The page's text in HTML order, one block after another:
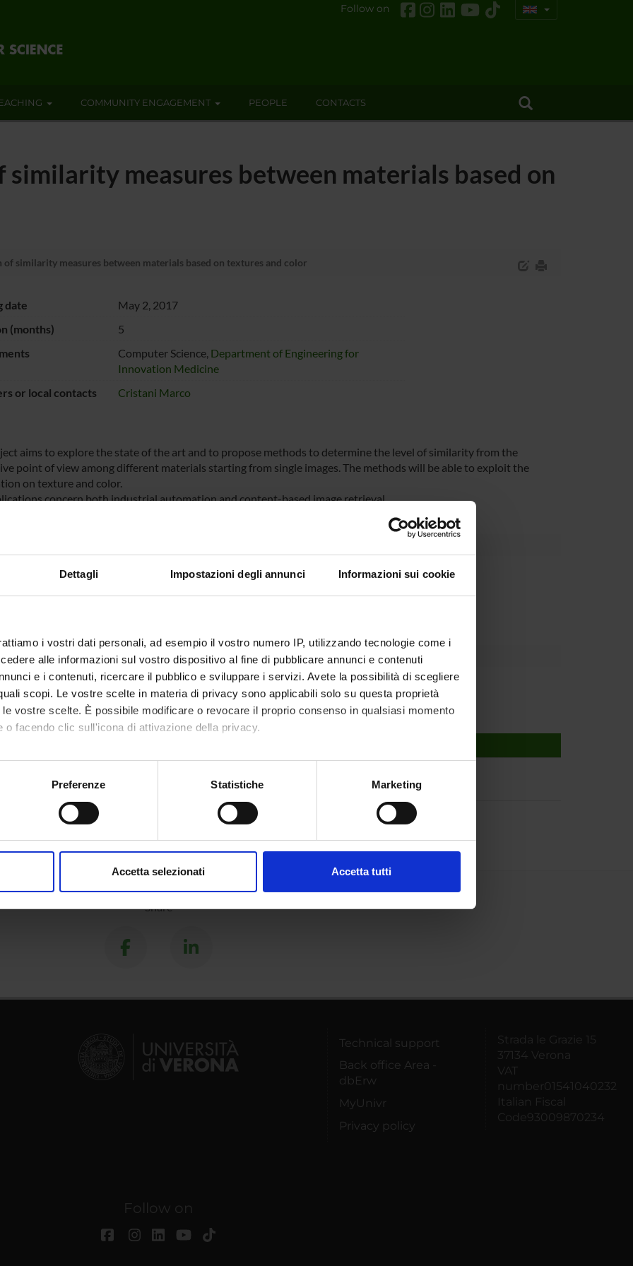
Dettagli Impostazioni degli annunci Informazioni sui cookie
i vostri dati personali, ad esempio il vostro numero IP, utilizzando tecnologie come i
alle informazioni sul vostro dispositivo al fine di pubblicare annunci e contenuti
e i contenuti, ricercare il pubblico e sviluppare i servizi. Avete la possibilità di scegliere
scopi. Le vostre scelte in materia di privacy sono applicabili solo su questa proprietà
vostre scelte. È possibile modificare o revocare il proprio consenso in qualsiasi momento
o facendo clic sull'icona di attivazione della privacy.
anche:
sulla tua posizione geografica, con un'approssimazione di qualche metro,
in qualsiasi momento dalla Dichiarazione sui cookie.
Preferenze Statistiche Marketing
Accetta selezionati Accetta tutti
Follow on
COMMUNITY ENGAGEMENT PEOPLE CONTACTS
similarity measures between materials based on
of similarity measures between materials based on textures and color
date
May 2, 2017
(months)
5
Computer Science, Department of Engineering for
Innovation Medicine
or local contacts
Cristani Marco
aims to explore the state of the art and to propose methods to determine the level of similarity from the
point of view among different materials starting from single images. The methods will be able to exploit the
on texture and color.
concern both industrial automation and content-based image retrieval.
Vision
assigned and managed by the department
PARTICIPANTS
Full Professor
intelligence
Share
Technical support
Back office Area -
dbErw
MyUnivr
Privacy policy
Strada le Grazie 15
37134 Verona
VAT
number01541040232
Italian Fiscal
Code93009870234
Follow on